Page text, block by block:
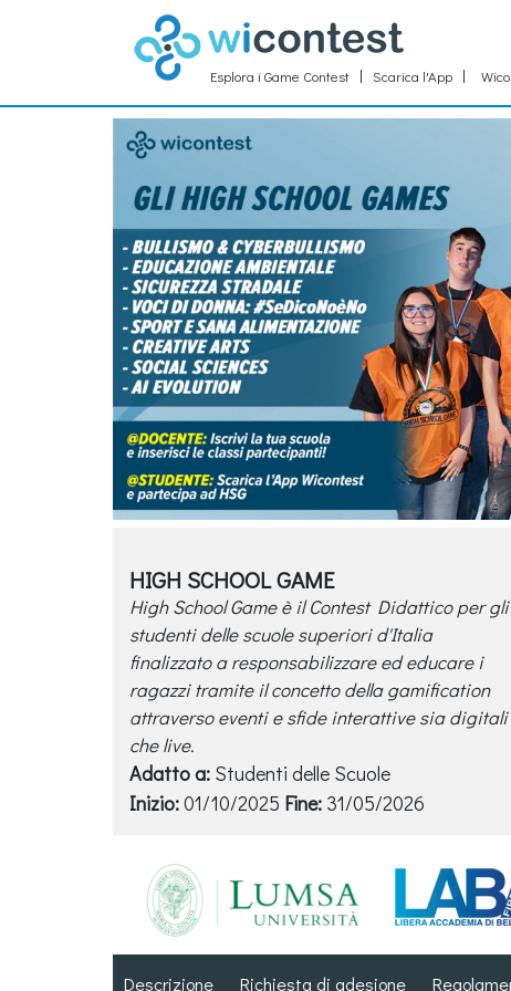
Esplora i Game Contest Scarica l'App
HIGH SCHOOL GAME
High School Game è il Contest Didattico per gli
studenti delle scuole superiori d'Italia
finalizzato a responsabilizzare ed educare i
ragazzi tramite il concetto della gamification
attraverso eventi e sfide interattive sia digitali
che live.
Adatto a: Studenti delle Scuole
Inizio:01/10/2025 Fine: 31/05/2026
Descrizione Richiesta di adesione